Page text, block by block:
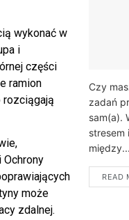
wykonać w
i
części
ramion
rozciągają
może
zdalnej.
Czy
zadań
sam(a).
stresem
między...
READ